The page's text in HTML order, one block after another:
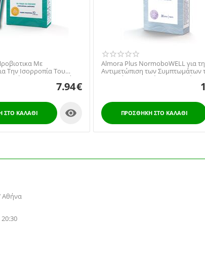
Με
Την Ισορροπία Του
Συστήματος Για Παιδιά
7.94€
ΣΤΟ ΚΑΛΆΘΙ 
Almora Plus NormoboWELL για
Αντιμετώπιση των Συμπτωμάτων
Συνδρόμου Ευερέθιστου Εντέρου,
ΠΡΟΣΘΉΚΗ ΣΤΟ ΚΑΛΆΘΙ
Αθήνα